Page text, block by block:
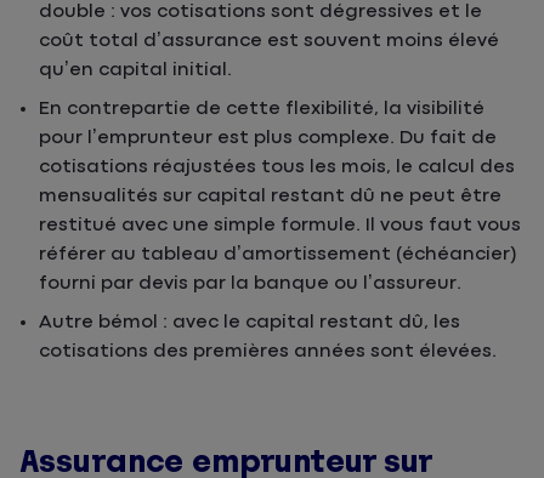
double : vos cotisations sont dégressives et le
coût total d’assurance est souvent moins élevé
qu’en capital initial.
En contrepartie de cette flexibilité, la visibilité
pour l’emprunteur est plus complexe. Du fait de
cotisations réajustées tous les mois, le calcul des
mensualités sur capital restant dû ne peut être
restitué avec une simple formule. Il vous faut vous
référer au tableau d’amortissement (échéancier)
fourni par devis par la banque ou l’assureur.
Autre bémol : avec le capital restant dû, les
cotisations des premières années sont élevées.
Assurance emprunteur sur